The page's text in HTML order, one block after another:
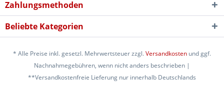
Zahlungsmethoden
Beliebte Kategorien
* Alle Preise inkl. gesetzl. Mehrwertsteuer zzgl.Versandkosten und ggf.
Nachnahmegebühren, wenn nicht anders beschrieben |
**Versandkostenfreie Lieferung nur innerhalb Deutschlands